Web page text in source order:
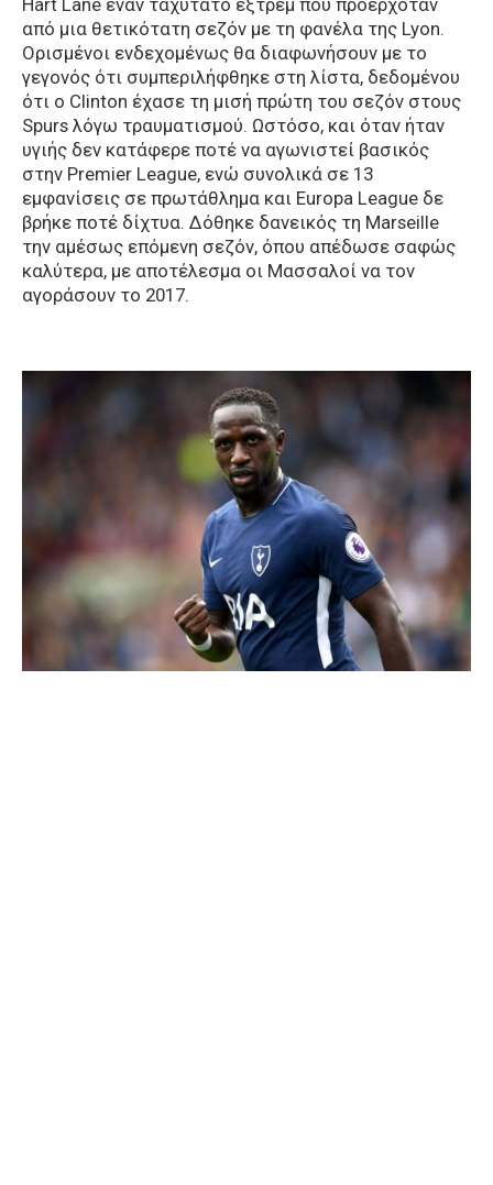
από μια θετικότατη σεζόν με τη φανέλα της Lyon.
Ορισμένοι ενδεχομένως θα διαφωνήσουν με το
γεγονός ότι συμπεριλήφθηκε στη λίστα, δεδομένου
ότι ο Clinton έχασε τη μισή πρώτη του σεζόν στους
Spurs λόγω τραυματισμού. Ωστόσο, και όταν ήταν
υγιής δεν κατάφερε ποτέ να αγωνιστεί βασικός
στην Premier League, ενώ συνολικά σε 13
εμφανίσεις σε πρωτάθλημα και Europa League δε
βρήκε ποτέ δίχτυα. Δόθηκε δανεικός τη Marseille
την αμέσως επόμενη σεζόν, όπου απέδωσε σαφώς
καλύτερα, με αποτέλεσμα οι Μασσαλοί να τον
αγοράσουν το 2017.